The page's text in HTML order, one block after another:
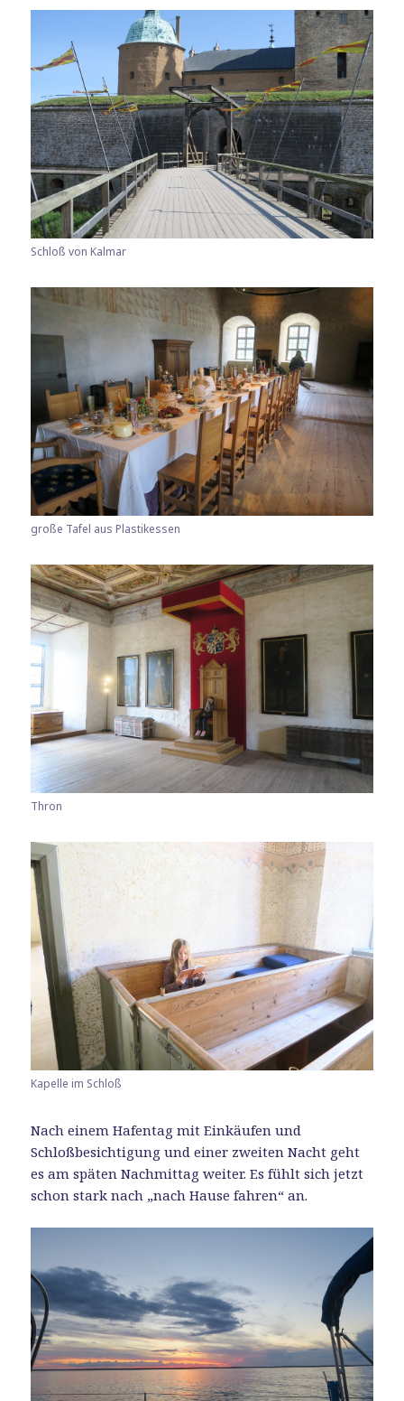
Schloß von Kalmar
große Tafel aus Plastikessen
Thron
Kapelle im Schloß
Nach einem Hafentag mit Einkäufen und
Schloßbesichtigung und einer zweiten Nacht geht
es am späten Nachmittag weiter. Es fühlt sich jetzt
schon stark nach „nach Hause fahren“ an.